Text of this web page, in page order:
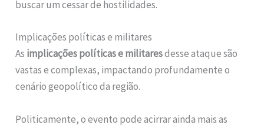
buscar um cessar de hostilidades.
Implicações políticas e militares
As implicações políticas e militaresdesse ataque são
vastas e complexas, impactando profundamente o
cenário geopolítico da região.
Politicamente, o evento pode acirrar ainda mais as